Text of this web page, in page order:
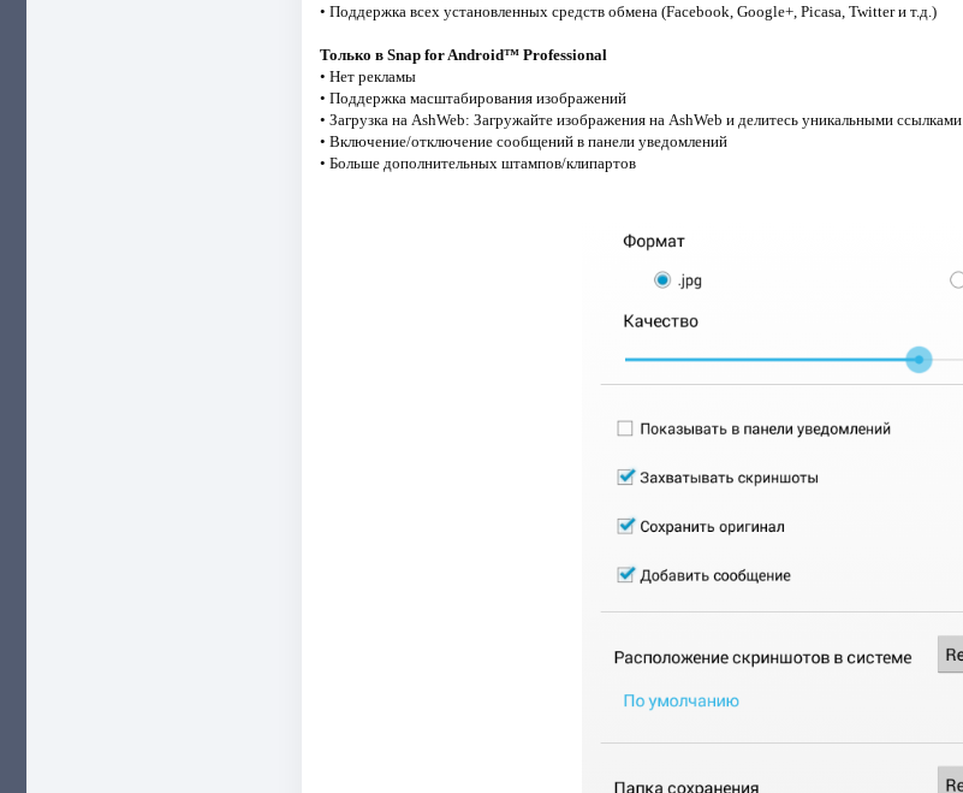
• Поддержка всех установленных средств обмена (Facebook, Google+, Picasa, Twitter и т.д.)
Только в Snap for Android™ Professional
• Нет рекламы
• Поддержка масштабирования изображений
• Загрузка на AshWeb: Загружайте изображения на AshWeb и делитесь уникальными ссылками
• Включение/отключение сообщений в панели уведомлений
• Больше дополнительных штампов/клипартов